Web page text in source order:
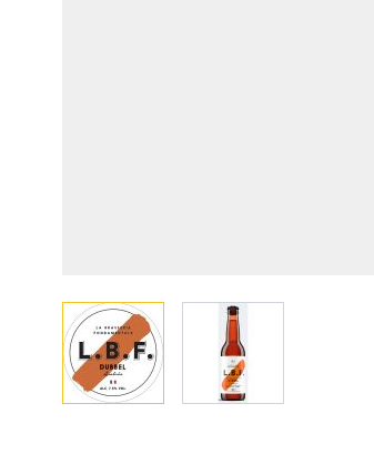
View larger imageView larger image